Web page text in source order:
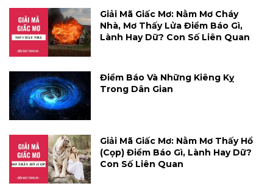
Giải Mã Giấc Mơ: Nằm Mơ Cháy
Nhà, Mơ Thấy Lửa Điềm Báo Gì,
Lành Hay Dữ? Con Số Liên Quan
Điềm Báo Và Những Kiêng Kỵ
Trong Dân Gian
Giải Mã Giấc Mơ: Nằm Mơ Thấy Hổ
(cọp) Điềm Báo Gì, Lành Hay Dữ?
Con Số Liên Quan